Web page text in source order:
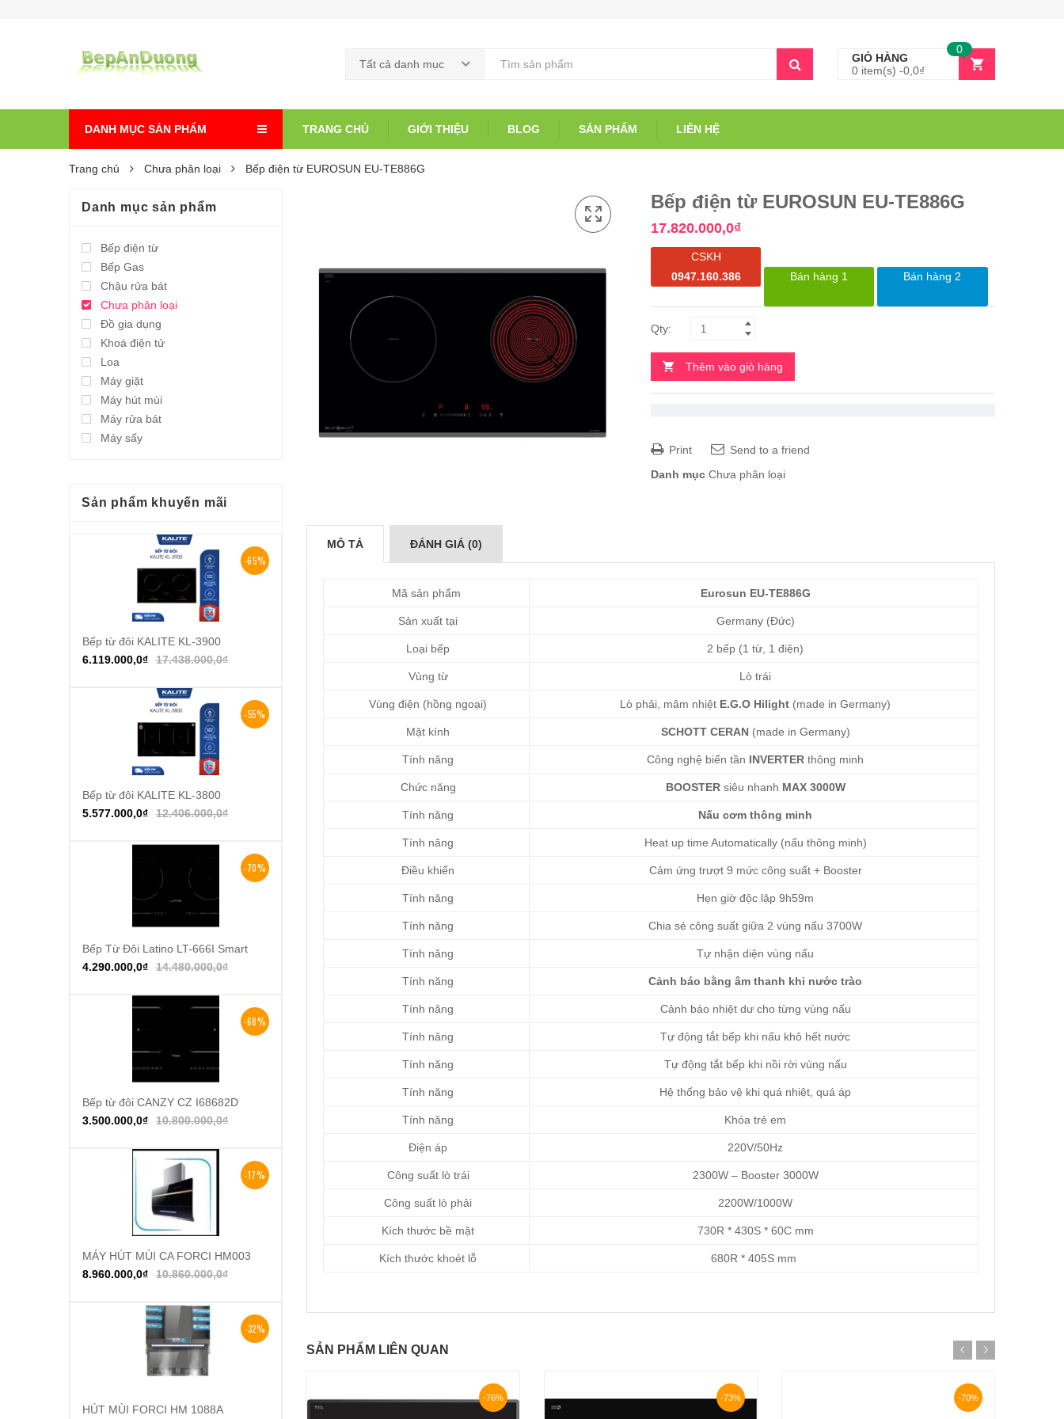
Tất cả danh mục
GIỎ HÀNG
0 item(s) -0,0₫
0
DANH MỤC SẢN PHẨM TRANG CHỦ GIỚI THIỆU BLOG SẢN PHẨM LIÊN HỆ
Trang chủ Chưa phân loại Bếp điện từ EUROSUN EU-TE886G
Bếp điện từ EUROSUN EU-TE886G
17.820.000,0₫
CSKH
0947.160.386
Bán hàng 1 Bán hàng 2
Thêm vào giỏ hàng
Print
Send to a friend
Danh mục Chưa phân loại
MÔ TẢ ĐÁNH GIÁ (0)
Mã sản phẩm Eurosun EU-TE886G
Sản xuất tại Germany (Đức)
Loại bếp 2 bếp (1 từ, 1 điện)
Vùng từ Lò trái
Vùng điện (hồng ngoại) Lò phải, mâm nhiệt E.G.O Hilight (made in Germany)
Mặt kính SCHOTT CERAN(made in Germany)
Tính năng Công nghệ biến tần INVERTER thông minh
Chức năng BOOSTERsiêu nhanh MAX 3000W
Tính năng Nấu cơm thông minh
Tính năng Heat up time Automatically (nấu thông minh)
Điều khiển Cảm ứng trượt 9 mức công suất + Booster
Tính năng Hẹn giờ độc lập 9h59m
Tính năng Chia sẻ công suất giữa 2 vùng nấu 3700W
Tính năng Tự nhận diện vùng nấu
Tính năng Cảnh báo bằng âm thanh khi nước trào
Tính năng Cảnh báo nhiệt dư cho từng vùng nấu
Tính năng Tự động tắt bếp khi nấu khô hết nước
Tính năng Tự động tắt bếp khi nồi rời vùng nấu
Tính năng Hệ thống bảo vệ khi quá nhiệt, quá áp
Tính năng Khóa trẻ em
Điện áp 220V/50Hz
Công suất lò trái 2300W – Booster 3000W
Công suất lò phải 2200W/1000W
Kích thước bề mặt 730R * 430S * 60C mm
Kích thước khoét lỗ 680R * 405S mm
SẢN PHẨM LIÊN QUAN
-76% -73% -70%
Danh mục sản phẩm
Bếp điện từ
Bếp Gas
Chậu rửa bát
Chưa phân loại
Đồ gia dụng
Khoá điện tử
Loa
Máy giặt
Máy hút mùi
Máy rửa bát
Máy sấy
Sản phẩm khuyến mãi
-65%
Thêm vào giỏ hàng
Bếp từ đôi KALITE KL-3900
17.438.000,0₫
6.119.000,0₫
-55%
Thêm vào giỏ hàng
Bếp từ đôi KALITE KL-3800
12.406.000,0₫
5.577.000,0₫
-70%
Thêm vào giỏ hàng
Bếp Từ Đôi Latino LT-666I Smart
14.480.000,0₫
4.290.000,0₫
-68%
Thêm vào giỏ hàng
Bếp từ đôi CANZY CZ I68682D
10.800.000,0₫
3.500.000,0₫
-17%
Thêm vào giỏ hàng
MÁY HÚT MÙI CA FORCI HM003
10.860.000,0₫
8.960.000,0₫
-32%
Thêm vào giỏ hàng
HÚT MÙI FORCI HM 1088A